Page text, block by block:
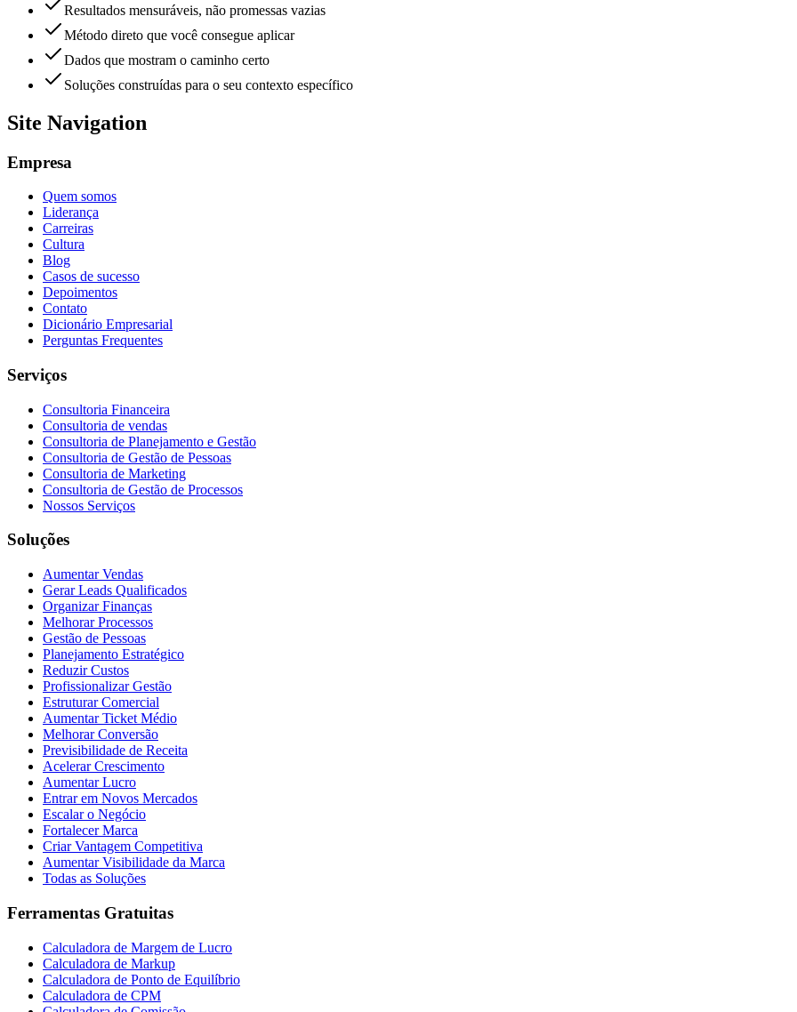
Resultados mensuráveis, não promessas vazias
Método direto que você consegue aplicar
Dados que mostram o caminho certo
Soluções construídas para o seu contexto específico
Site Navigation
Empresa
Quem somos
Liderança
Carreiras
Cultura
Blog
Casos de sucesso
Depoimentos
Contato
Dicionário Empresarial
Perguntas Frequentes
Serviços
Consultoria Financeira
Consultoria de vendas
Consultoria de Planejamento e Gestão
Consultoria de Gestão de Pessoas
Consultoria de Marketing
Consultoria de Gestão de Processos
Nossos Serviços
Soluções
Aumentar Vendas
Gerar Leads Qualificados
Organizar Finanças
Melhorar Processos
Gestão de Pessoas
Planejamento Estratégico
Reduzir Custos
Profissionalizar Gestão
Estruturar Comercial
Aumentar Ticket Médio
Melhorar Conversão
Previsibilidade de Receita
Acelerar Crescimento
Aumentar Lucro
Entrar em Novos Mercados
Escalar o Negócio
Fortalecer Marca
Criar Vantagem Competitiva
Aumentar Visibilidade da Marca
Todas as Soluções
Ferramentas Gratuitas
Calculadora de Margem de Lucro
Calculadora de Markup
Calculadora de Ponto de Equilíbrio
Calculadora de CPM